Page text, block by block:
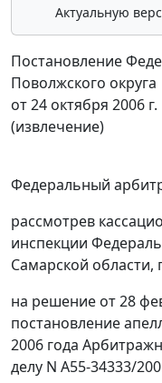
Актуальную
Постановление
Поволжского округа
от 24 октября 2006
(извлечение)
Федеральный
рассмотрев
инспекции
Самарской области,
на решение от 28
постановление
2006 года
делу N А55-34333/